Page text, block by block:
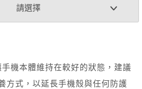
機本體維持在較好的狀態，建議
方式，以延長手機殼與任何防護